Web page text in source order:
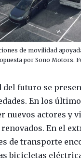
de movilidad
por Sono Motors.
del futuro se
En los
nuevos actores y
En el
de transporte
bicicletas